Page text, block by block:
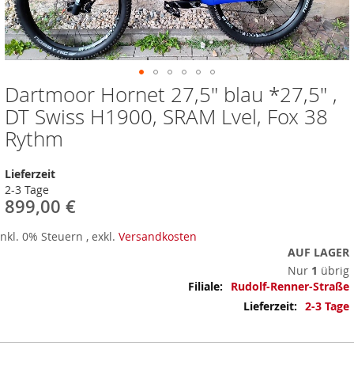
Dartmoor Hornet 27,5" blau *27,5" ,
DT Swiss H1900, SRAM Lvel, Fox 38
Rythm
Lieferzeit
2-3 Tage
899,00 €
0% Steuern , exkl. Versandkosten
AUF LAGER
Nur 1 übrig
Mehr
Informationen
Rudolf-Renner-Straße
2-3 Tage
Zum
Anfang
der
Bildergalerie
springen